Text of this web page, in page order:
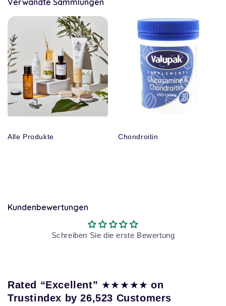
Alle Produkte Chondroitin
Kundenbewertungen
Schreiben Sie die erste Bewertung
Rated “Excellent” ★★★★★on
Trustindex by 26,523 Customers